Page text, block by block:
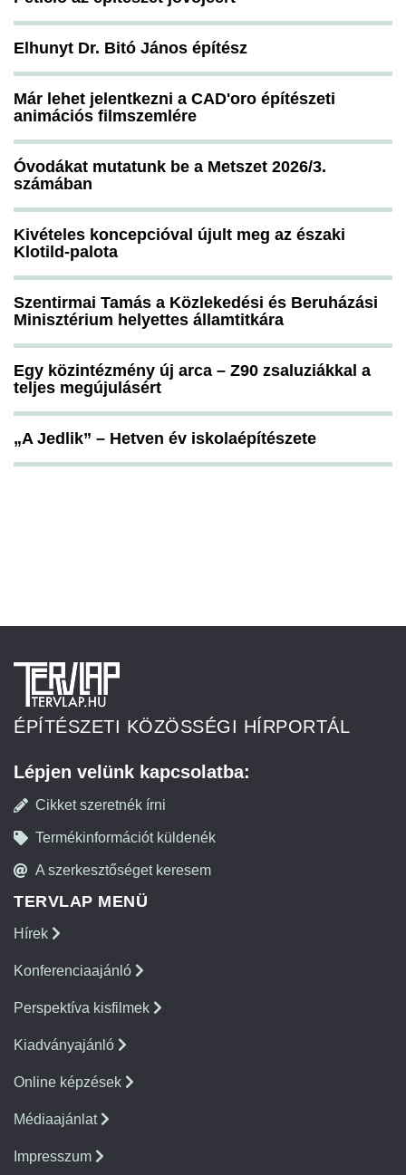
Elhunyt Dr. Bitó János építész
Már lehet jelentkezni a CAD'oro építészeti
animációs filmszemlére
Óvodákat mutatunk be a Metszet 2026/3.
számában
Kivételes koncepcióval újult meg az északi
Klotild-palota
Szentirmai Tamás a Közlekedési és Beruházási
Minisztérium helyettes államtitkára
Egy közintézmény új arca – Z90 zsaluziákkal a
teljes megújulásért
„A Jedlik” – Hetven év iskolaépítészete
ÉPÍTÉSZETI KÖZÖSSÉGI HÍRPORTÁL
Lépjen velünk kapcsolatba:
Cikket szeretnék írni
Termékinformációt küldenék
A szerkesztőséget keresem
TERVLAP MENÜ
Hírek
Konferenciaajánló
Perspektíva kisfilmek
Kiadványajánló
Online képzések
Médiaajánlat
Impresszum